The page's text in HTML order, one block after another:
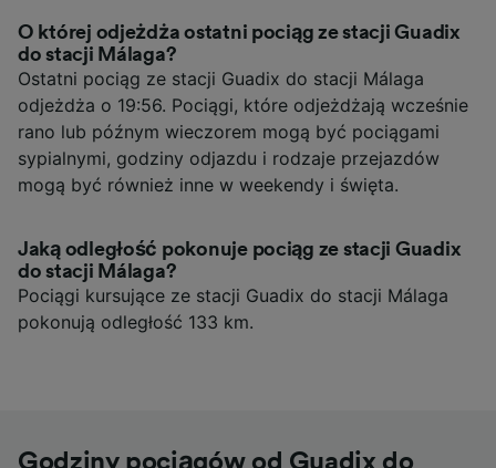
O której odjeżdża ostatni pociąg ze stacji Guadix
do stacji Málaga?
Ostatni pociąg ze stacji Guadix do stacji Málaga
odjeżdża o 19:56. Pociągi, które odjeżdżają wcześnie
rano lub późnym wieczorem mogą być pociągami
sypialnymi, godziny odjazdu i rodzaje przejazdów
mogą być również inne w weekendy i święta.
Jaką odległość pokonuje pociąg ze stacji Guadix
do stacji Málaga?
Pociągi kursujące ze stacji Guadix do stacji Málaga
pokonują odległość 133 km.
Godziny pociągów od Guadix do